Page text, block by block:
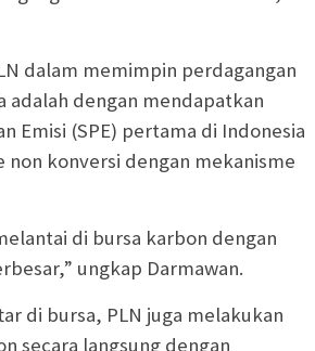
dalam memimpin perdagangan
adalah dengan mendapatkan
Emisi (SPE) pertama di Indonesia
non konversi dengan mekanisme
di bursa karbon dengan
ungkap Darmawan.
di bursa, PLN juga melakukan
secara langsung dengan